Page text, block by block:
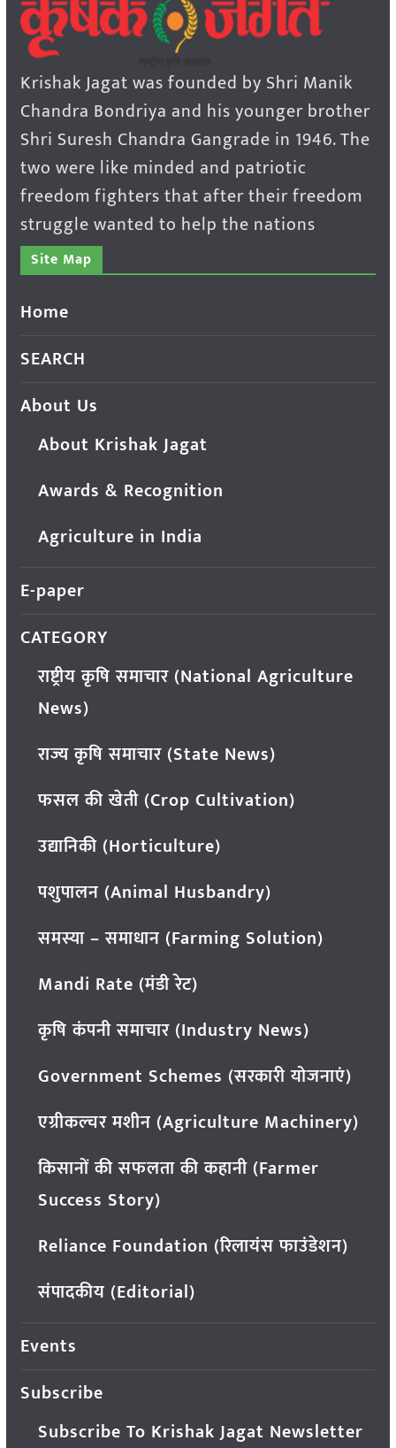
Krishak Jagat was founded by Shri Manik
Chandra Bondriya and his younger brother
Shri Suresh Chandra Gangrade in 1946. The
two were like minded and patriotic
freedom fighters that after their freedom
struggle wanted to help the nations
Site Map
Home
SEARCH
About Us
About Krishak Jagat
Awards & Recognition
Agriculture in India
E-paper
CATEGORY
राष्ट्रीय कृषि समाचार (National Agriculture
News)
राज्य कृषि समाचार (State News)
फसल की खेती (Crop Cultivation)
उद्यानिकी (Horticulture)
पशुपालन (Animal Husbandry)
समस्या – समाधान (Farming Solution)
Mandi Rate (मंडी रेट)
कृषि कंपनी समाचार (Industry News)
Government Schemes (सरकारी योजनाएं)
एग्रीकल्चर मशीन (Agriculture Machinery)
किसानों की सफलता की कहानी (Farmer
Success Story)
Reliance Foundation (रिलायंस फाउंडेशन)
संपादकीय (Editorial)
Events
Subscribe
Subscribe To Krishak Jagat Newsletter